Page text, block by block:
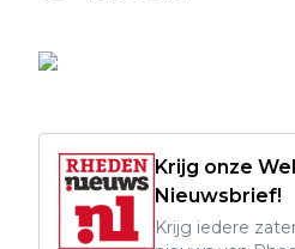
Krijg onze
Nieuwsbrief!
Krijg iedere